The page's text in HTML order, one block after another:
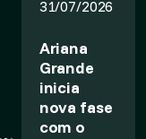
31/07/2026
Ariana
Grande
inicia
nova fase
com o